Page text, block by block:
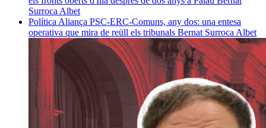
Surroca Albet
Política Aliança PSC-ERC-Comuns, any dos: una entesa
operativa que mira de reüll els tribunals Bernat Surroca Albet